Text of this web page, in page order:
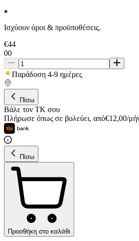
Ισχύουν όροι & προϋποθέσεις.
€44
00
Παράδοση 4-9 ημέρες
Πίσω
Βάλε τον ΤΚ σου
Πλήρωσε όπως σε βολεύει, από€12,00/
Πίσω
Προσθήκη στο καλάθι